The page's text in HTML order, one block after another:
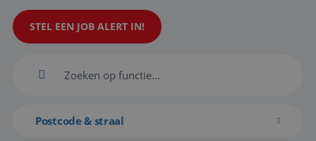
STEL EEN JOB ALERT IN!
Postcode & straal